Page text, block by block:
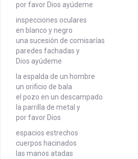
por favor Dios ayúdeme
inspecciones oculares
en blanco y negro
una sucesión de comisarías
paredes fachadas y
Dios ayúdeme
la espalda de un hombre
un orificio de bala
el pozo en un descampado
la parrilla de metal y
por favor Dios
espacios estrechos
cuerpos hacinados
las manos atadas